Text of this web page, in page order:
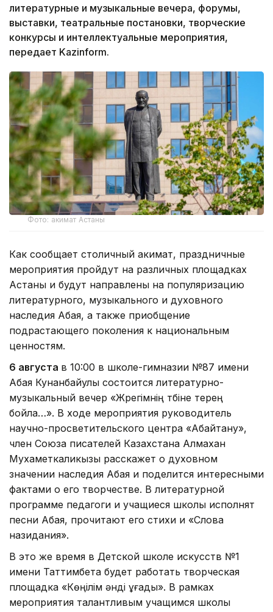
литературные и музыкальные вечера, форумы,
выставки, театральные постановки, творческие
конкурсы и интеллектуальные мероприятия,
передает Kazinform.
Фото: акимат Астаны
Как сообщает столичный акимат, праздничные
мероприятия пройдут на различных площадках
Астаны и будут направлены на популяризацию
литературного, музыкального и духовного
наследия Абая, а также приобщение
подрастающего поколения к национальным
ценностям.
6 августа в 10:00 в школе-гимназии №87 имени
Абая Кунанбайулы состоится литературно-
музыкальный вечер «Жүрегімнің түбіне терең
бойла…». В ходе мероприятия руководитель
научно-просветительского центра «Абайтану»,
член Союза писателей Казахстана Алмахан
Мухаметкаликызы расскажет о духовном
значении наследия Абая и поделится интересными
фактами о его творчестве. В литературной
программе педагоги и учащиеся школы исполнят
песни Абая, прочитают его стихи и «Слова
назидания».
В это же время в Детской школе искусств №1
имени Таттимбета будет работать творческая
площадка «Көңілім әнді ұғады». В рамках
мероприятия талантливым учащимся школы